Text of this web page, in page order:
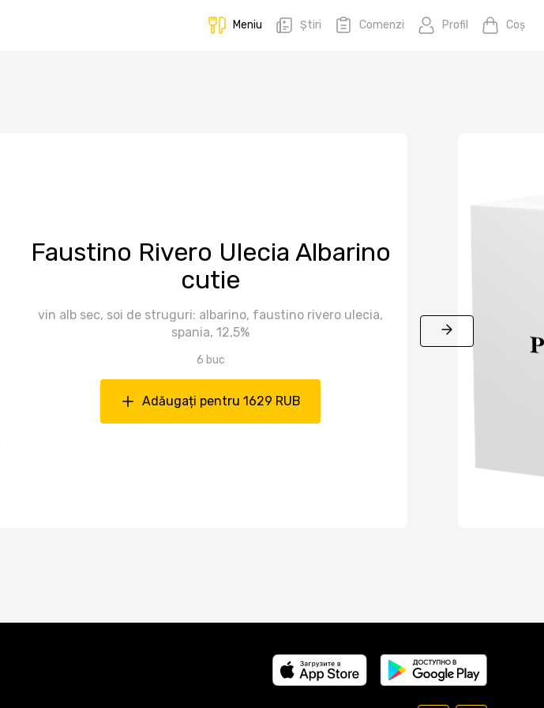
Meniu Știri Comenzi Profil Coş
Faustino Rivero Ulecia Albarino
cutie
vin alb sec, soi de struguri: albarino, faustino rivero ulecia,
spania, 12,5%
6 buc
Adăugați pentru 1629 RUB